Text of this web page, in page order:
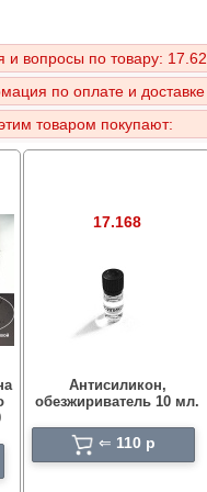
и вопросы по товару: 17.62
по оплате и доставке
товаром покупают:
17.168
Антисиликон,
обезжириватель 10 мл.
⇐ 110 p